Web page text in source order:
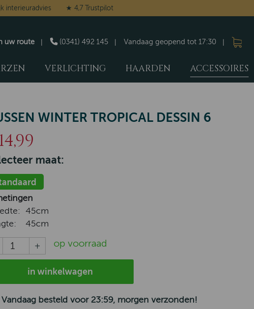
interieuradvies ★ 4,7 Trustpilot
Vandaag geopend tot 17:30
(0341) 492 145
uw route
VERLICHTING HAARDEN ACCESSOIRES
WINTER TROPICAL DESSIN 6
maat:
45cm
45cm
op voorraad
in winkelwagen
Vandaag besteld voor 23:59, morgen verzonden!